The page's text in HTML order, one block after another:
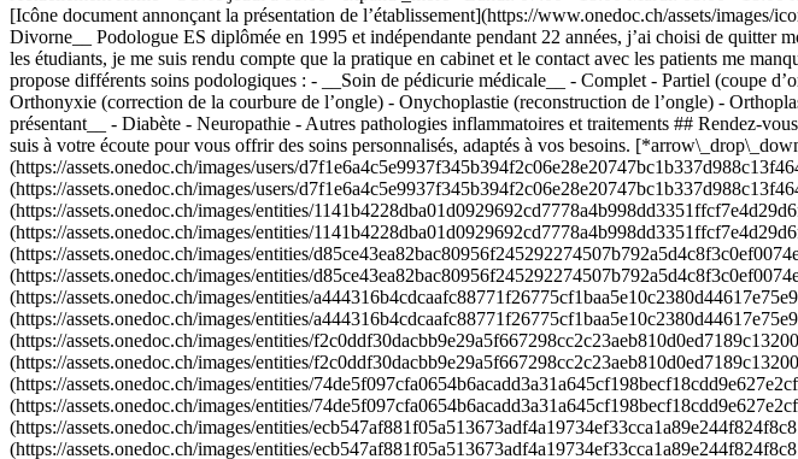
[Icône document annonçant la présentation de l’établissement](https://www.onedoc.ch/assets/
Divorne__ Podologue ES diplômée en 1995 et indépendante pendant 22 années, j’ai choisi de quitter
les étudiants, je me suis rendu compte que la pratique en cabinet et le contact avec les patients me
propose différents soins podologiques : - __Soin de pédicurie médicale__ - Complet - Partiel (coupe
Orthonyxie (correction de la courbure de l’ongle) - Onychoplastie (reconstruction de l’ongle) -
présentant__ - Diabète - Neuropathie - Autres pathologies inflammatoires et traitements ## Rendez-
suis à votre écoute pour vous offrir des soins personnalisés, adaptés à vos besoins.
(https://assets.onedoc.ch/images/users/
(https://assets.onedoc.ch/images/users/
(https://assets.onedoc.ch/images/entities/
(https://assets.onedoc.ch/images/entities/
(https://assets.onedoc.ch/images/entities/
(https://assets.onedoc.ch/images/entities/
(https://assets.onedoc.ch/images/entities/
(https://assets.onedoc.ch/images/entities/
(https://assets.onedoc.ch/images/entities/
(https://assets.onedoc.ch/images/entities/
(https://assets.onedoc.ch/images/entities/
(https://assets.onedoc.ch/images/entities/
(https://assets.onedoc.ch/images/entities/
(https://assets.onedoc.ch/images/entities/